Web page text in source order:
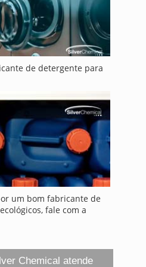
de detergente para
um bom fabricante de
fale com a
Chemical atende